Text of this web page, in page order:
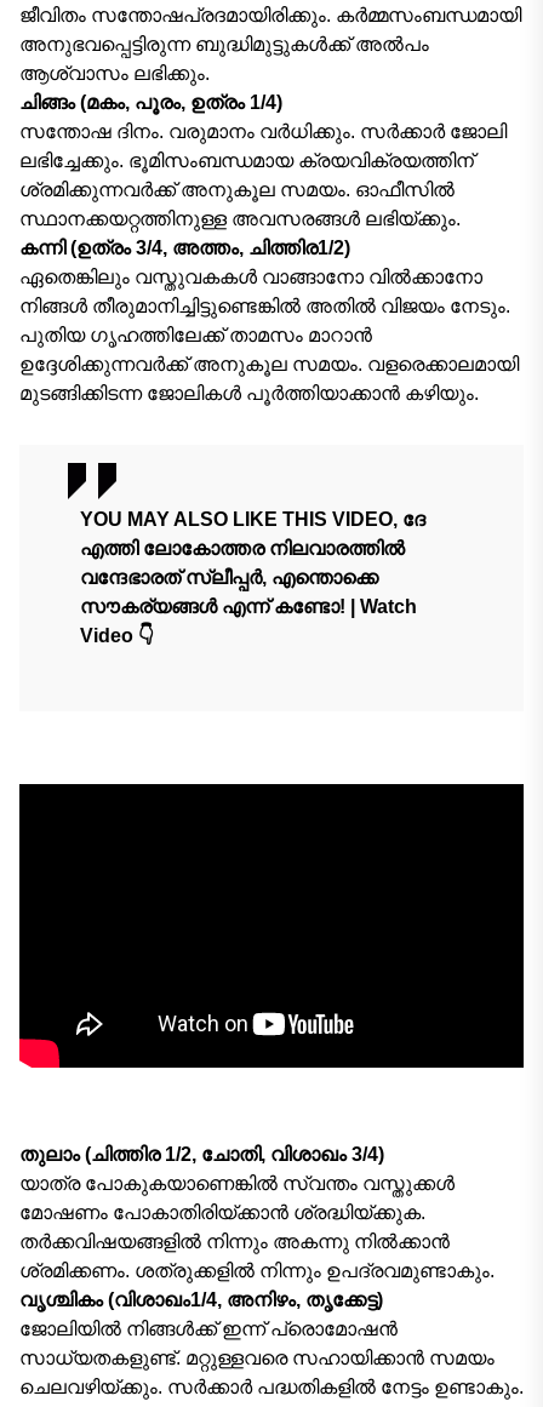
ജീവിതം സന്തോഷപ്രദമായിരിക്കും. കര്‍മ്മസംബന്ധമായി
അനുഭവപ്പെട്ടിരുന്ന ബുദ്ധിമുട്ടുകള്‍ക്ക് അല്‍പം
ആശ്വാസം ലഭിക്കും.
ചിങ്ങം (മകം, പൂരം, ഉത്രം 1/4)
സന്തോഷ ദിനം. വരുമാനം വർധിക്കും. സർക്കാർ ജോലി
ലഭിച്ചേക്കും. ഭൂമിസംബന്ധമായ ക്രയവിക്രയത്തിന്
ശ്രമിക്കുന്നവര്‍ക്ക് അനുകൂല സമയം. ഓഫീസിൽ
സ്ഥാനക്കയറ്റത്തിനുള്ള അവസരങ്ങൾ ലഭിയ്ക്കും.
കന്നി (ഉത്രം 3/4, അത്തം, ചിത്തിര1/2)
ഏതെങ്കിലും വസ്തുവകകൾ വാങ്ങാനോ വിൽക്കാനോ
നിങ്ങൾ തീരുമാനിച്ചിട്ടുണ്ടെങ്കിൽ അതിൽ വിജയം നേടും.
പുതിയ ഗൃഹത്തിലേക്ക് താമസം മാറാന്‍
ഉദ്ദേശിക്കുന്നവര്‍ക്ക് അനുകൂല സമയം. വളരെക്കാലമായി
മുടങ്ങിക്കിടന്ന ജോലികൾ പൂർത്തിയാക്കാൻ കഴിയും.
YOU MAY ALSO LIKE THIS VIDEO, ദേ
എത്തി ലോകോത്തര നിലവാരത്തിൽ
വന്ദേഭാരത് സ്ലീപ്പർ, എന്തൊക്കെ
സൗകര്യങ്ങൾ എന്ന് കണ്ടോ! | Watch
Video 👇
തുലാം (ചിത്തിര 1/2, ചോതി, വിശാഖം 3/4)
യാത്ര പോകുകയാണെങ്കിൽ സ്വന്തം വസ്തുക്കൾ
മോഷണം പോകാതിരിയ്ക്കാൻ ശ്രദ്ധിയ്ക്കുക.
തര്‍ക്കവിഷയങ്ങളില്‍ നിന്നും അകന്നു നില്‍ക്കാന്‍
ശ്രമിക്കണം. ശത്രുക്കളില്‍ നിന്നും ഉപദ്രവമുണ്ടാകും.
വൃശ്ചികം (വിശാഖം1/4, അനിഴം, തൃക്കേട്ട)
ജോലിയിൽ നിങ്ങൾക്ക് ഇന്ന് പ്രൊമോഷൻ
സാധ്യതകളുണ്ട്. മറ്റുള്ളവരെ സഹായിക്കാൻ സമയം
ചെലവഴിയ്ക്കും. സർക്കാർ പദ്ധതികളിൽ നേട്ടം ഉണ്ടാകും.